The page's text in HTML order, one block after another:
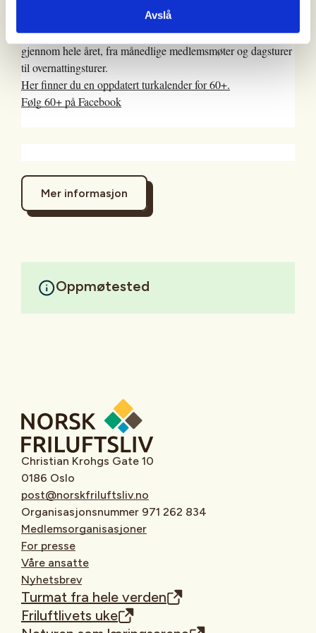
Avslå
60+ er Stavanger Turistforenings seniortilbud. En svært aktiv
gjeng med frivillige ildsjeler arrangerer turer og møter
gjennom hele året, fra månedlige medlemsmøter og dagsturer
til overnattingsturer.
Her finner du en oppdatert turkalender for 60+.
Følg 60+ på Facebook
Mer informasjon
Oppmøtested
Christian Krohgs Gate 10
0186 Oslo
post@norskfriluftsliv.no
Organisasjonsnummer 971 262 834
Medlemsorganisasjoner
For presse
Våre ansatte
Nyhetsbrev
Turmat fra hele verden
Friluftlivets uke